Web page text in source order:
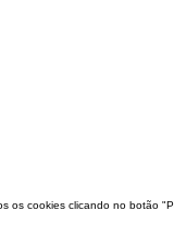
os cookies clicando no botão